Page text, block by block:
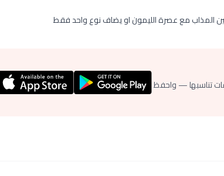
المذاب مع عصرة الليمون او يضاف نوع واحد فقط
تناسبها — واحفظ